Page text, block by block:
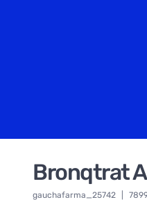
Bronqtrat
gauchafarma_25742